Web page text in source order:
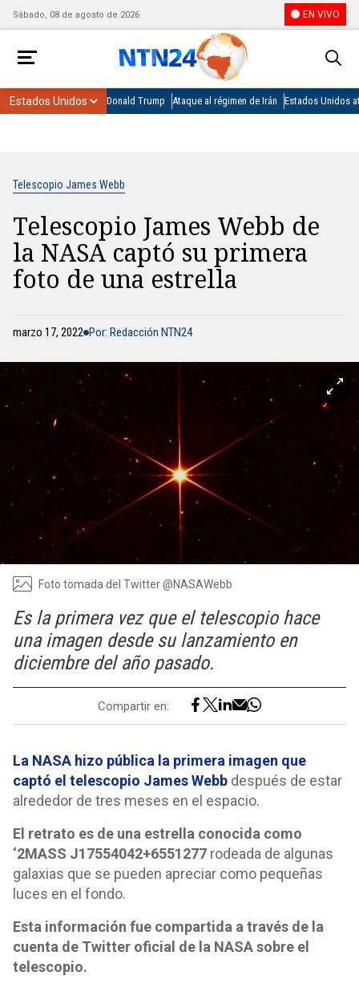
Sábado, 08 de agosto de 2026 EN VIVO
Donald Trump Ataque al régimen de Irán Estados Unidos
Telescopio James Webb
Telescopio James Webb de
la NASA captó su primera
foto de una estrella
marzo 17, 2022 Por: Redacción NTN24
Foto tomada del Twitter @NASAWebb
Es la primera vez que el telescopio hace
una imagen desde su lanzamiento en
diciembre del año pasado.
Compartir en:
La NASA hizo pública la primera imagen que
captó el telescopio James Webb después de estar
alrededor de tres meses en el espacio.
El retrato es de una estrella conocida como
‘2MASS J17554042+6551277 rodeada de algunas
galaxias que se pueden apreciar como pequeñas
luces en el fondo.
Esta información fue compartida a través de la
cuenta de Twitter oficial de la NASA sobre el
telescopio.